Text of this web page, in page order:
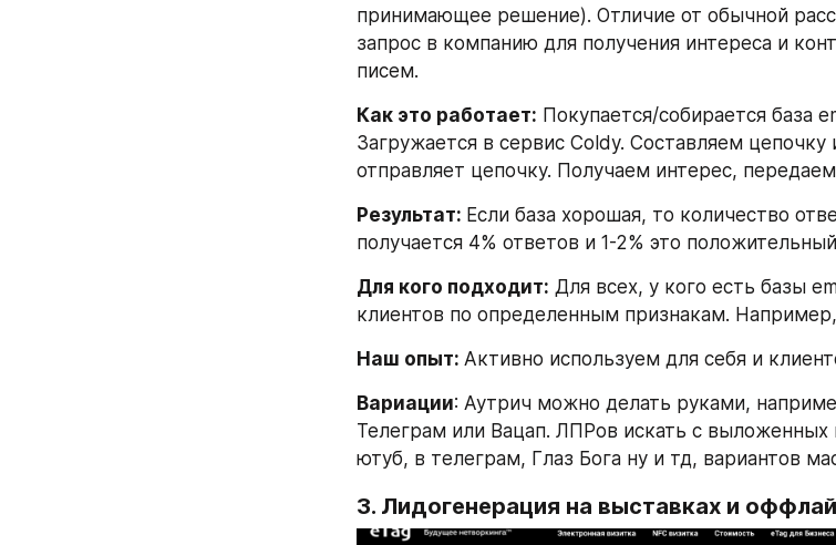
принимающее решение). Отличие от обычной
запрос в компанию для получения интереса и
писем.
Как это работает: Покупается/собирается база
Загружается в сервис Coldy. Составляем
отправляет цепочку. Получаем интерес,
Результат: Если база хорошая, то количество
получается 4% ответов и 1-2% это
Для кого подходит: Для всех, у кого есть базы
клиентов по определенным признакам.
Наш опыт: Активно используем для себя и
Вариации: Аутрич можно делать руками,
Телеграм или Вацап. ЛПРов искать с выложенных
ютуб, в телеграм, Глаз Бога ну и тд, вариантов
3. Лидогенерация на выставках и